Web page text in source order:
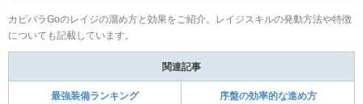
カピバラGoのレイジの溜め方と効果をご紹介。レイジスキルの発動方法や特徴
についても記載しています。
関連記事
最強装備ランキング 序盤の効率的な進め方